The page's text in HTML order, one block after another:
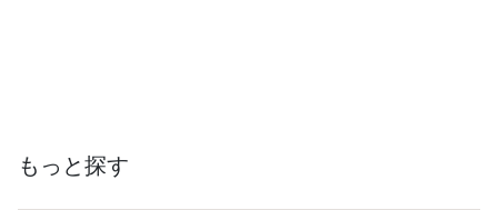
もっと探す